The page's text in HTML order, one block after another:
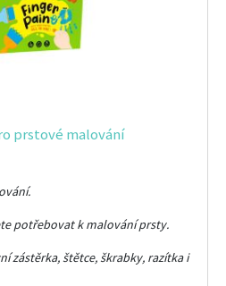
prstové malování
potřebovat k malování prsty.
zástěrka, štětce, škrabky, razítka i